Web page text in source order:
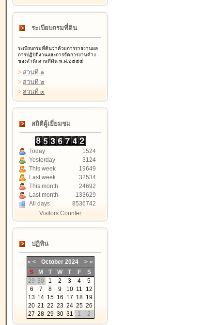
ระเบียบกรมที่ดิน
ระเบียบกรมที่ดินว่าด้วยการรายงานผล
การปฏิบัติงานและการจัดการงานค้าง
ของสำนักงานที่ดิน พ.ศ.๒๕๕๕
> ส่วนที่ ๑
> ส่วนที่ ๒
> ส่วนที่ ๓
สถิติผู้เยี่ยมชม
Today
1524
Yesterday
3124
This week
19649
Last week
32534
This month
24692
Last month
133629
All days
8536742
Visitors Counter
ปฏิทิน
« < October 2024 > »
S
M T W T F
S
29 30 1 2 3 4
5
6
7 8 9 10 11
12
13 14 15 16 17 18 19
20 21 22 23 24 25 26
27 28 29 30 31 1 2